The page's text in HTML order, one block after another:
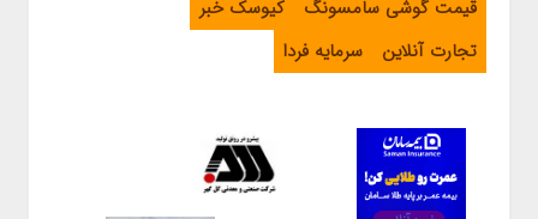
قیمت گوشی سامسونگ
کیوسک خبر
تجارت آنلاین
سرمایه فردا